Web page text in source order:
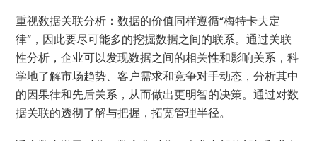
重视数据关联分析：数据的价值同样遵循“梅特卡夫定
律”，因此要尽可能多的挖掘数据之间的联系。通过关联
性分析，企业可以发现数据之间的相关性和影响关系，科
学地了解市场趋势、客户需求和竞争对手动态，分析其中
的因果律和先后关系，从而做出更明智的决策。通过对数
据关联的透彻了解与把握，拓宽管理半径。